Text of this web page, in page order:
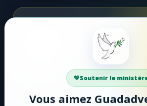
Votre soutien aide Guadadvent.org à
mission de foi, d'encouragement et
Soutenir le
Vous aimez